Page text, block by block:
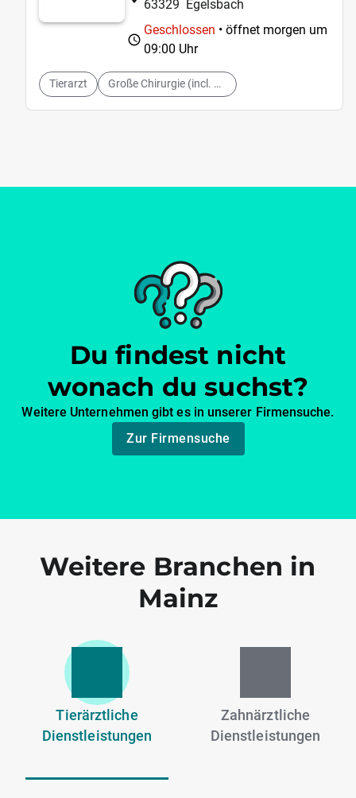
63329 Egelsbach
Geschlossen • öffnet morgen um
09:00 Uhr
Tierarzt Große Chirurgie (incl. Osteosynthese und Bandscheiben-OP)
Du findest nicht
wonach du suchst?
Weitere Unternehmen gibt es in unserer Firmensuche.
Zur Firmensuche
Weitere Branchen in
Mainz
Tierärztliche
Dienstleistungen
Zahnärztliche
Dienstleistungen